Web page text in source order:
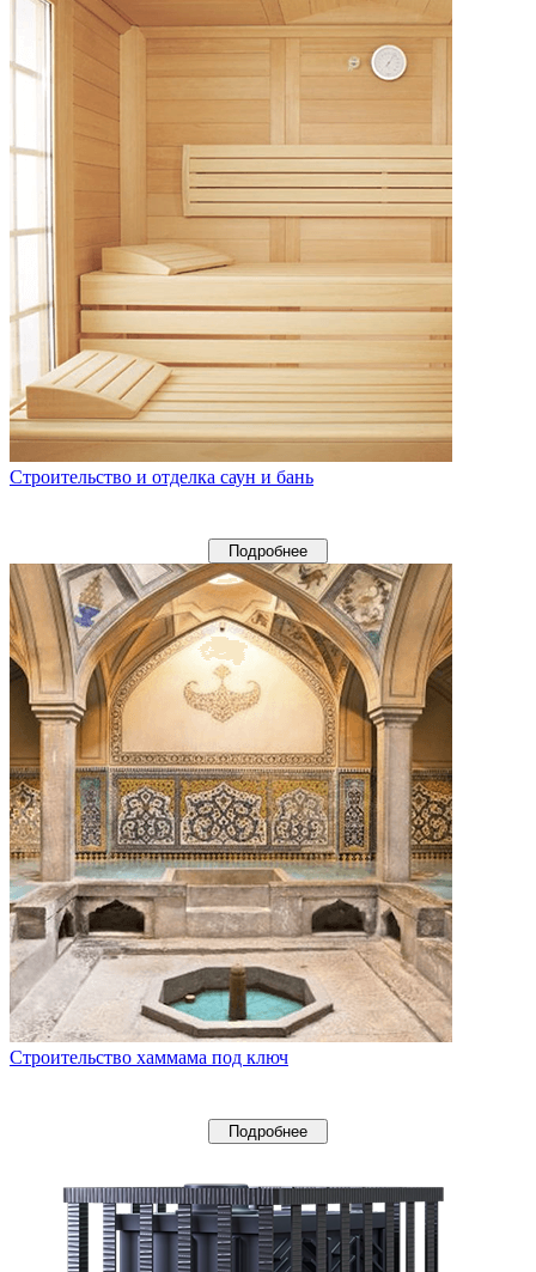
Строительство и отделка саун и бань
Подробнее
Строительство хаммама под ключ
Подробнее